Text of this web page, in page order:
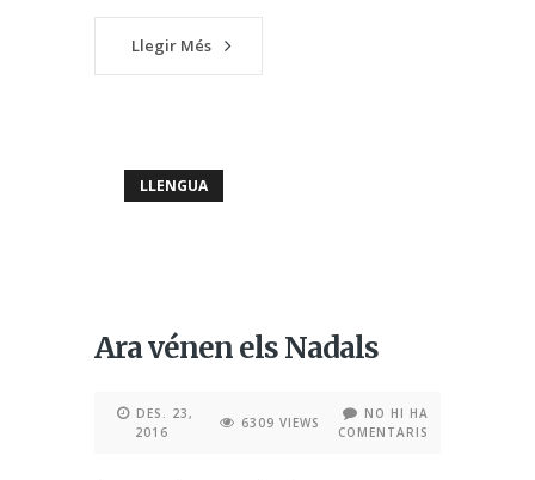
Llegir Més
LLENGUA
Ara vénen els Nadals
DES. 23,
2016
6309 VIEWS
NO HI HA
COMENTARIS